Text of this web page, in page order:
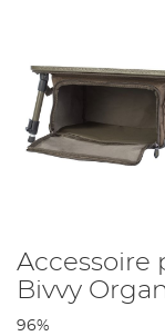
Accessoire
Bivvy
96%